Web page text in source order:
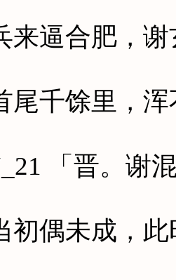
逼合肥，谢
千馀里，浑
「晋。谢
偶未成，此